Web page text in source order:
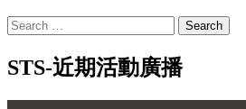
Search
for:
STS-近期活動廣播